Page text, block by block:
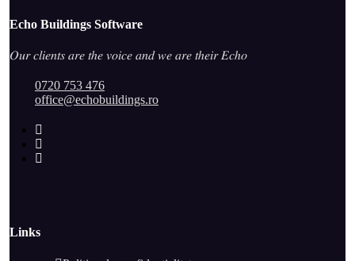
Echo Buildings Software
𝑂𝑢𝑟 𝑐𝑙𝑖𝑒𝑛𝑡𝑠 𝑎𝑟𝑒 𝑡ℎ𝑒 𝑣𝑜𝑖𝑐𝑒 𝑎𝑛𝑑 𝑤𝑒 𝑎𝑟𝑒 𝑡ℎ𝑒𝑖𝑟 𝐸𝑐ℎ𝑜
0720 753 476
office@echobuildings.ro
Links